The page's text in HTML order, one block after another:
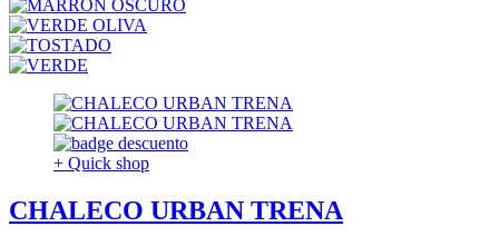
+ Quick shop
CHALECO URBAN TRENA